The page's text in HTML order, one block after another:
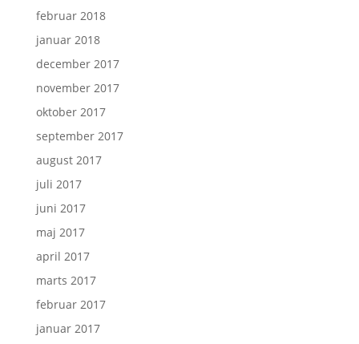
februar 2018
januar 2018
december 2017
november 2017
oktober 2017
september 2017
august 2017
juli 2017
juni 2017
maj 2017
april 2017
marts 2017
februar 2017
januar 2017